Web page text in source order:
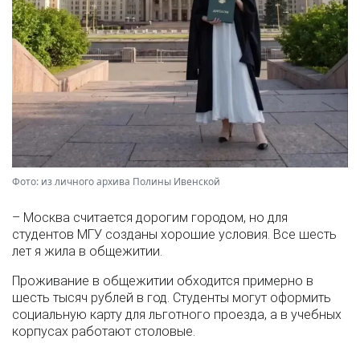
Фото: из личного архива Полины Ивенской
– Москва считается дорогим городом, но для
студентов МГУ созданы хорошие условия. Все шесть
лет я жила в общежитии.
Проживание в общежитии обходится примерно в
шесть тысяч рублей в год. Студенты могут оформить
социальную карту для льготного проезда, а в учебных
корпусах работают столовые.